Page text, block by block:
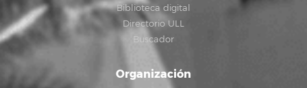
Biblioteca digital
Directorio ULL
Buscador
Organización